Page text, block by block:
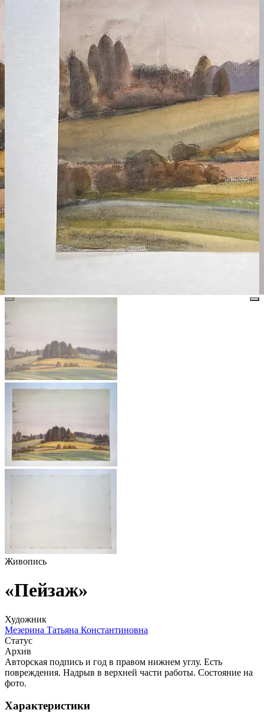
Живопись
«Пейзаж»
Художник
Мезерина Татьяна Константиновна
Статус
Архив
Авторская подпись и год в правом нижнем углу. Есть
повреждения. Надрыв в верхней части работы. Состояние на
фото.
Характеристики